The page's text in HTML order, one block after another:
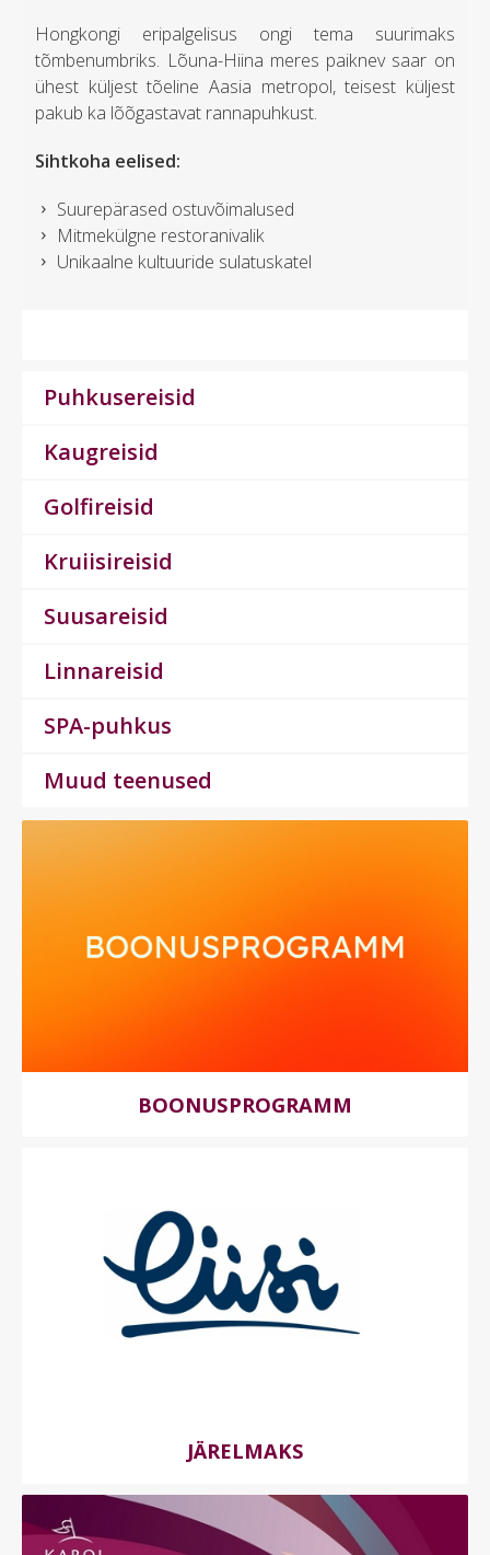
Hongkongi eripalgelisus ongi tema suurimaks
tõmbenumbriks. Lõuna-Hiina meres paiknev saar on
ühest küljest tõeline Aasia metropol, teisest küljest
pakub ka lõõgastavat rannapuhkust.
Sihtkoha eelised:
Suurepärased ostuvõimalused
Mitmekülgne restoranivalik
Unikaalne kultuuride sulatuskatel
Puhkusereisid
Kaugreisid
Golfireisid
Kruiisireisid
Suusareisid
Linnareisid
SPA-puhkus
Muud teenused
BOONUSPROGRAMM
JÄRELMAKS